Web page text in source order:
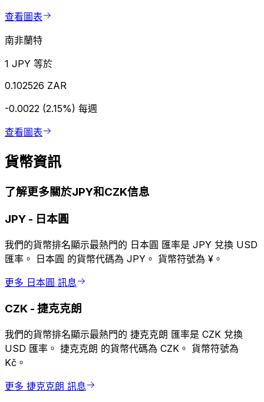
查看圖表
南非蘭特
1 JPY 等於
0.102526 ZAR
-0.0022 (2.15%) 每週
查看圖表
貨幣資訊
了解更多關於JPY和CZK信息
JPY - 日本圓
我們的貨幣排名顯示最熱門的 日本圓 匯率是 JPY 兌換 USD
匯率。 日本圓 的貨幣代碼為 JPY。 貨幣符號為 ¥。
更多 日本圓 訊息
CZK - 捷克克朗
我們的貨幣排名顯示最熱門的 捷克克朗 匯率是 CZK 兌換
USD 匯率。 捷克克朗 的貨幣代碼為 CZK。 貨幣符號為
Kč。
更多 捷克克朗 訊息